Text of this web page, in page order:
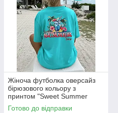
Жіноча футболка оверсайз
бірюзового кольору з
принтом "Sweet Summer
Time"
Готово до відправки